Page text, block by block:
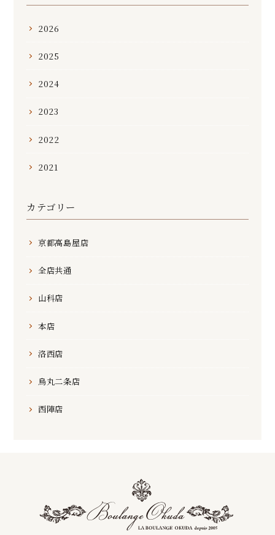
2026
2025
2024
2023
2022
2021
カテゴリー
京都高島屋店
全店共通
山科店
本店
洛西店
烏丸二条店
西陣店